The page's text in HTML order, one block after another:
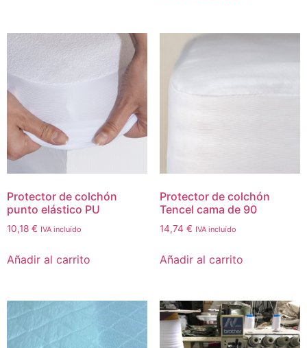
Protector de colchón
punto elástico PU
10,18 € IVA incluído
Añadir al carrito
Protector de colchón
Tencel cama de 90
14,74 € IVA incluído
Añadir al carrito